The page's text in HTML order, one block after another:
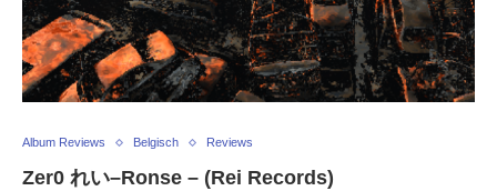
Album Reviews Belgisch Reviews
Zer0 れい–Ronse – (Rei Records)